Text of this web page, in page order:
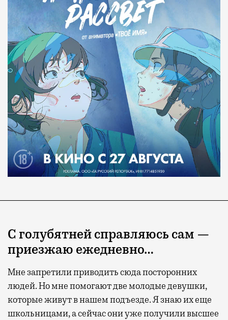
С голубятней справляюсь сам —
приезжаю ежедневно…
Мне запретили приводить сюда посторонних
людей. Но мне помогают две молодые девушки,
которые живут в нашем подъезде. Я знаю их еще
школьницами, а сейчас они уже получили высшее